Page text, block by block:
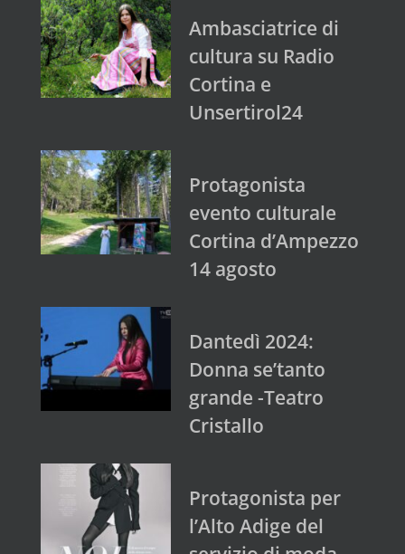
Ambasciatrice di
cultura su Radio
Cortina e
Unsertirol24
Protagonista
evento culturale
Cortina d’Ampezzo
14 agosto
Dantedì 2024:
Donna se’tanto
grande -Teatro
Cristallo
Protagonista per
l’Alto Adige del